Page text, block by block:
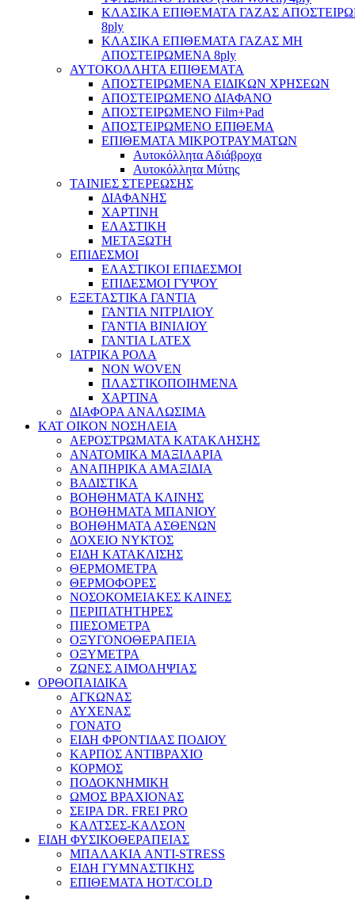
ΚΛΑΣΙΚΑ ΕΠΙΘΕΜΑΤΑ ΓΑΖΑΣ
8ply
ΚΛΑΣΙΚΑ ΕΠΙΘΕΜΑΤΑ ΓΑΖΑΣ ΜΗ
ΑΠΟΣΤΕΙΡΩΜΕΝΑ 8ply
ΑΥΤΟΚΟΛΛΗΤΑ ΕΠΙΘΕΜΑΤΑ
ΑΠΟΣΤΕΙΡΩΜΕΝΑ ΕΙΔΙΚΩΝ ΧΡΗΣΕΩΝ
ΑΠΟΣΤΕΙΡΩΜΕΝΟ ΔΙΑΦΑΝΟ
ΑΠΟΣΤΕΙΡΩΜΕΝΟ Film+Pad
ΑΠΟΣΤΕΙΡΩΜΕΝΟ ΕΠΙΘΕΜΑ
ΕΠΙΘΕΜΑΤΑ ΜΙΚΡΟΤΡΑΥΜΑΤΩΝ
Αυτοκόλλητα Αδιάβροχα
Αυτοκόλλητα Μύτης
ΤΑΙΝΙΕΣ ΣΤΕΡΕΩΣΗΣ
ΔΙΑΦΑΝΗΣ
ΧΑΡΤΙΝΗ
ΕΛΑΣΤΙΚΗ
ΜΕΤΑΞΩΤΗ
ΕΠΙΔΕΣΜΟΙ
ΕΛΑΣΤΙΚΟΙ ΕΠΙΔΕΣΜΟΙ
ΕΠΙΔΕΣΜΟΙ ΓΥΨΟΥ
ΕΞΕΤΑΣΤΙΚΑ ΓΑΝΤΙΑ
ΓΑΝΤΙΑ ΝΙΤΡΙΛΙΟΥ
ΓΑΝΤΙΑ ΒΙΝΙΛΙΟΥ
ΓΑΝΤΙΑ LATEX
ΙΑΤΡΙΚΑ ΡΟΛΑ
NON WOVEN
ΠΛΑΣΤΙΚΟΠΟΙΗΜΕΝΑ
ΧΑΡΤΙΝΑ
ΔΙΑΦΟΡΑ ΑΝΑΛΩΣΙΜΑ
ΚΑΤ ΟΙΚΟΝ ΝΟΣΗΛΕΙΑ
ΑΕΡΟΣΤΡΩΜΑΤΑ ΚΑΤΑΚΛΗΣΗΣ
ΑΝΑΤΟΜΙΚΑ ΜΑΞΙΛΑΡΙΑ
ΑΝΑΠΗΡΙΚΑ ΑΜΑΞΙΔΙΑ
ΒΑΔΙΣΤΙΚΑ
ΒΟΗΘΗΜΑΤΑ ΚΛΙΝΗΣ
ΒΟΗΘΗΜΑΤΑ ΜΠΑΝΙΟΥ
ΒΟΗΘΗΜΑΤΑ ΑΣΘΕΝΩΝ
ΔΟΧΕΙΟ ΝΥΚΤΟΣ
ΕΙΔΗ ΚΑΤΑΚΛΙΣΗΣ
ΘΕΡΜΟΜΕΤΡΑ
ΘΕΡΜΟΦΟΡΕΣ
ΝΟΣΟΚΟΜΕΙΑΚΕΣ ΚΛΙΝΕΣ
ΠΕΡΙΠΑΤΗΤΗΡΕΣ
ΠΙΕΣΟΜΕΤΡΑ
ΟΞΥΓΟΝΟΘΕΡΑΠΕΙΑ
ΟΞΥΜΕΤΡΑ
ΖΩΝΕΣ ΑΙΜΟΛΗΨΙΑΣ
ΟΡΘΟΠΑΙΔΙΚΑ
ΑΓΚΩΝΑΣ
ΑΥΧΕΝΑΣ
ΓΟΝΑΤΟ
ΕΙΔΗ ΦΡΟΝΤΙΔΑΣ ΠΟΔΙΟΥ
ΚΑΡΠΟΣ ΑΝΤΙΒΡΑΧΙΟ
ΚΟΡΜΟΣ
ΠΟΔΟΚΝΗΜΙΚΗ
ΩΜΟΣ ΒΡΑΧΙΟΝΑΣ
ΣΕΙΡΑ DR. FREI PRO
ΚΑΛΤΣΕΣ-ΚΑΛΣΟΝ
ΕΙΔΗ ΦΥΣΙΚΟΘΕΡΑΠΕΙΑΣ
ΜΠΑΛΑΚΙΑ ANTI-STRESS
ΕΙΔΗ ΓΥΜΝΑΣΤΙΚΗΣ
ΕΠΙΘΕΜΑΤΑ HOT/COLD